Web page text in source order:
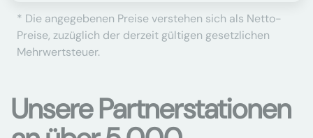
* Die angegebenen Preise verstehen sich als Netto-
Preise, zuzüglich der derzeit gültigen gesetzlichen
Mehrwertsteuer.
Unsere Partnerstationen